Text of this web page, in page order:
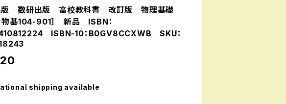
版 数研出版 高校教科書 改訂版 物理基礎
：物基104-901］ 新品 ISBN：
ISBN-10：B0GV8CCXWB SKU：
shipping available